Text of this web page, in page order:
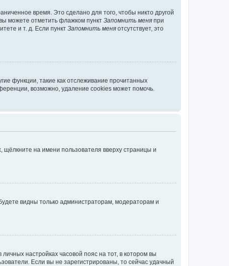
время. Это сделано для того, чтобы никто другой
можете отметить флажком пункт Запомнить меня при
и т. д. Если пункт Запомнить меня отсутствует, это
функции, такие как отслеживание прочитанных
возможно, удаление cookies может помочь.
на имени пользователя вверху страницы и
видны только администраторам, модераторам и
настройках часовой пояс на тот, в котором вы
Если вы не зарегистрированы, то сейчас удачный